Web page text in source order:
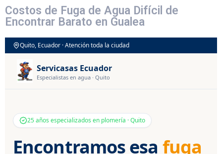
Costos de Fuga de Agua Difícil de
Encontrar Barato en Gualea